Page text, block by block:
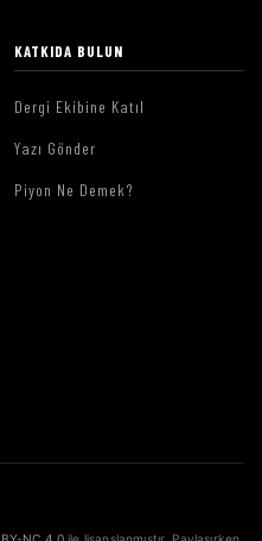
KATKIDA BULUN
Dergi Ekibine Katıl
Yazı Gönder
Piyon Ne Demek?
NC 4.0 ile lisanslanmıştır. Paylaşırken